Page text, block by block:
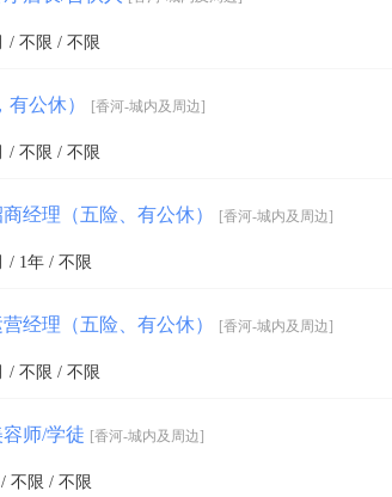
/ 不限 / 不限
有公休） [香河-城内及周边]
/ 不限 / 不限
经理（五险、有公休） [香河-城内及周边]
/ 1年 / 不限
经理（五险、有公休） [香河-城内及周边]
/ 不限 / 不限
师/学徒 [香河-城内及周边]
不限 / 不限